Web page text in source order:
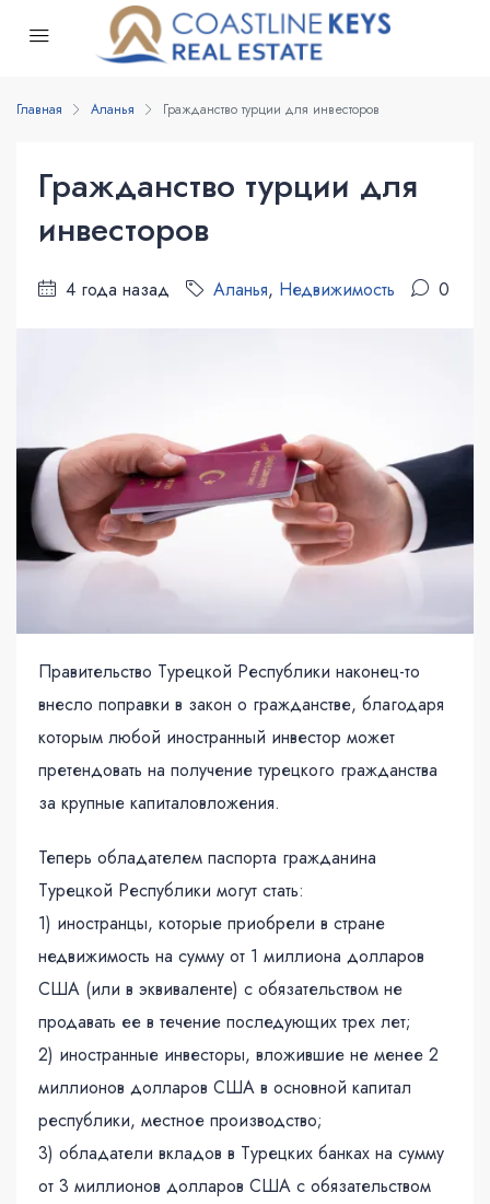
Главная Аланья Гражданство турции для инвесторов
Гражданство турции для
инвесторов
4 года назад Аланья, Недвижимость 0
Правительство Турецкой Республики наконец-то
внесло поправки в закон о гражданстве, благодаря
которым любой иностранный инвестор может
претендовать на получение турецкого гражданства
за крупные капиталовложения.
Теперь обладателем паспорта гражданина
Турецкой Республики могут стать:
1) иностранцы, которые приобрели в стране
недвижимость на сумму от 1 миллиона долларов
США (или в эквиваленте) с обязательством не
продавать ее в течение последующих трех лет;
2) иностранные инвесторы, вложившие не менее 2
миллионов долларов США в основной капитал
республики, местное производство;
3) обладатели вкладов в Турецких банках на сумму
от 3 миллионов долларов США с обязательством